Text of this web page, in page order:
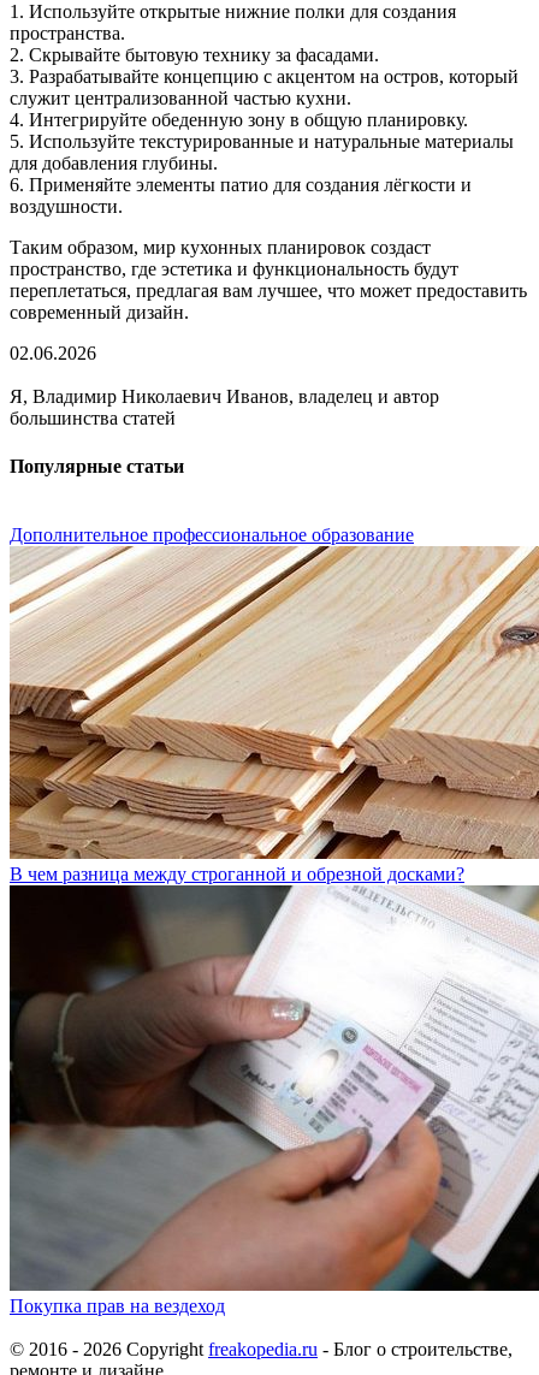
1. Используйте открытые нижние полки для создания
пространства.
2. Скрывайте бытовую технику за фасадами.
3. Разрабатывайте концепцию с акцентом на остров, который
служит централизованной частью кухни.
4. Интегрируйте обеденную зону в общую планировку.
5. Используйте текстурированные и натуральные материалы
для добавления глубины.
6. Применяйте элементы патио для создания лёгкости и
воздушности.
Таким образом, мир кухонных планировок создаст
пространство, где эстетика и функциональность будут
переплетаться, предлагая вам лучшее, что может предоставить
современный дизайн.
02.06.2026
Я, Владимир Николаевич Иванов, владелец и автор
большинства статей
Популярные статьи
Дополнительное профессиональное образование
В чем разница между строганной и обрезной досками?
Покупка прав на вездеход
© 2016 - 2026 Copyright freakopedia.ru - Блог о строительстве,
ремонте и дизайне.